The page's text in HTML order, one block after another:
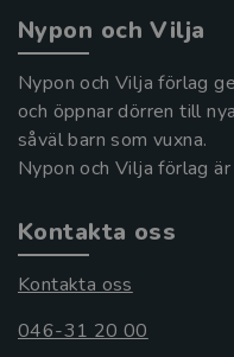
Nypon och Vilja
Nypon och Vilja förlag
och öppnar dörren till
såväl barn som vuxna.
Nypon och Vilja förlag
Kontakta oss
Kontakta oss
046-31 20 00